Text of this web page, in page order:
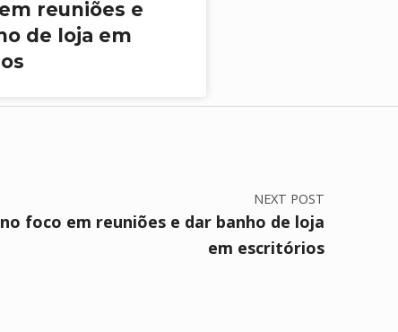
reuniões e
de loja em
NEXT POST
foco em reuniões e dar banho de loja
em escritórios